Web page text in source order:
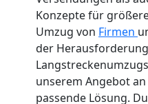
Konzepte für
Umzug von Firmen
der
unserem Angebot an
passende Lösung.